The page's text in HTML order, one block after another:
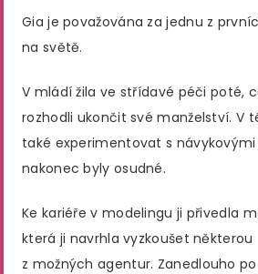
Gia je považována za jednu z
na světě.
V mládí žila ve střídavé péči poté,
rozhodli ukončit své manželství. V
také experimentovat s
nakonec byly osudné.
Ke kariéře v modelingu ji přivedla
která ji navrhla vyzkoušet některou
z možných agentur. Zanedlouho